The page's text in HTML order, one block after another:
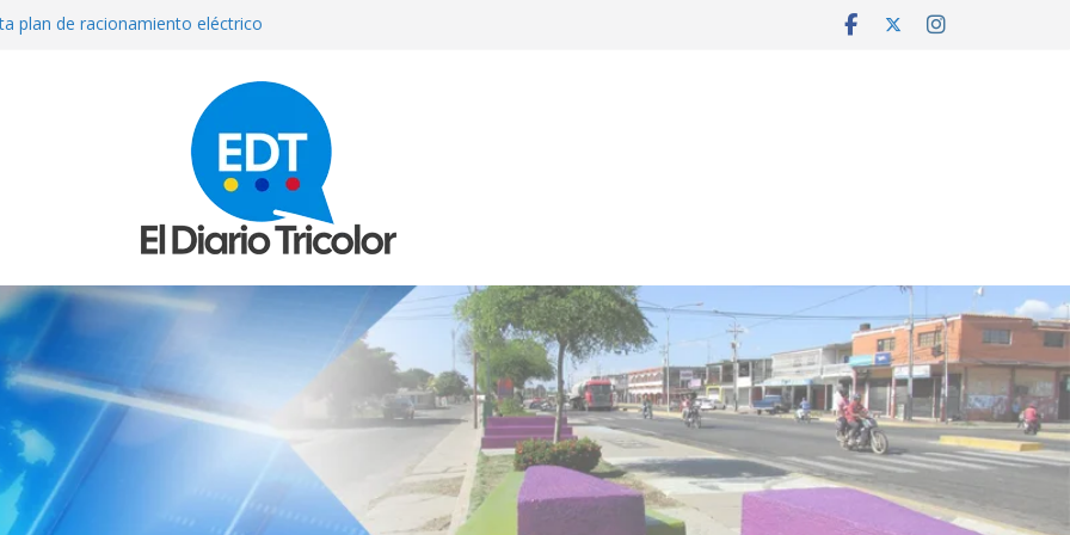
plan de racionamiento eléctrico
fallas eléctricas en Venezuela
Cristina Ramos, “la señora de las
venezolana de tres niños en